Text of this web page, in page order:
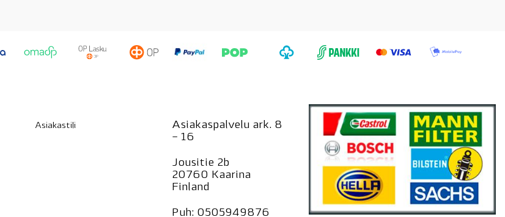
Asiakastili
Asiakaspalvelu ark. 8
– 16
Jousitie 2b
20760 Kaarina
Finland
Puh: 0505949876